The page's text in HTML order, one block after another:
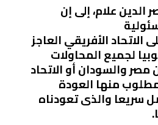
الدين علام، إلى إن
الأفريقي العاجز
لجميع المحاولات
والسودان أو الاتحاد
مطلوب منها العودة
سريعا والذى تعودناه